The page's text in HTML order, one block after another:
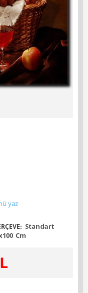
yaz
Standart
Cm